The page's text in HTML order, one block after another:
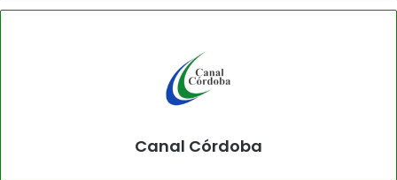
Canal Córdoba